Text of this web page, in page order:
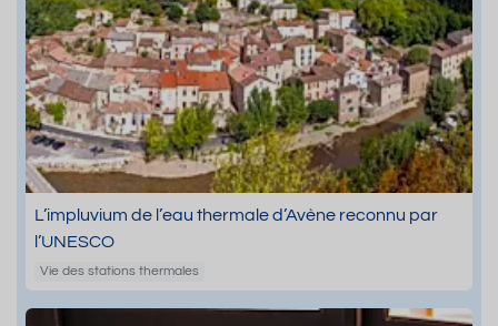
L’impluvium de l’eau thermale d’Avène reconnu par
l’UNESCO
Vie des stations thermales